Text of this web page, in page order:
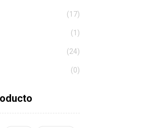
(17)
(1)
(24)
(0)